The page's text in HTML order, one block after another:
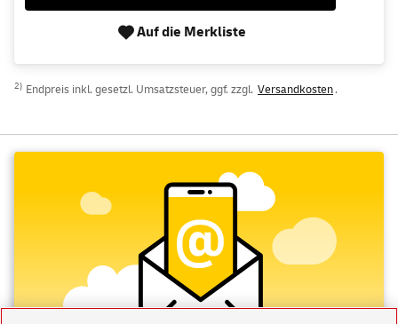
Auf die Merkliste
2) Endpreis inkl. gesetzl. Umsatzsteuer, ggf. zzgl. Versandkosten.